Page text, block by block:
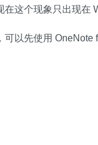
这个现象只出现在
以先使用 OneNote